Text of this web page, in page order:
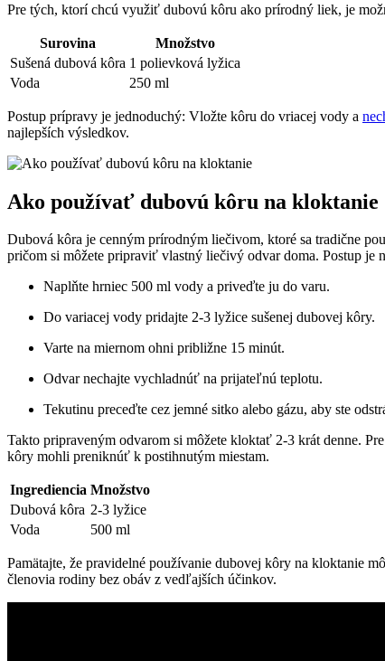
Pre tých, ktorí chcú využiť dubovú kôru ako prírodný liek, je
Surovina
Množstvo
Sušená dubová kôra 1 polievková lyžica
Voda
250 ml
Postup prípravy je jednoduchý: Vložte kôru do vriacej vody a
najlepších výsledkov.
Ako používať dubovú kôru na kloktanie
Dubová kôra je cenným prírodným liečivom, ktoré sa tradične
pričom si môžete pripraviť vlastný liečivý odvar doma. Postup je
Naplňte hrniec 500 ml vody a priveďte ju do varu.
Do variacej vody pridajte 2-3 lyžice sušenej dubovej kôry.
Varte na miernom ohni približne 15 minút.
Odvar nechajte vychladnúť na prijateľnú teplotu.
Tekutinu preceďte cez jemné sitko alebo gázu, aby ste
Takto pripraveným odvarom si môžete kloktať 2-3 krát denne.
kôry mohli preniknúť k postihnutým miestam.
Ingrediencia Množstvo
Dubová kôra 2-3 lyžice
Voda
500 ml
Pamätajte, že pravidelné používanie dubovej kôry na kloktanie
členovia rodiny bez obáv z vedľajších účinkov.